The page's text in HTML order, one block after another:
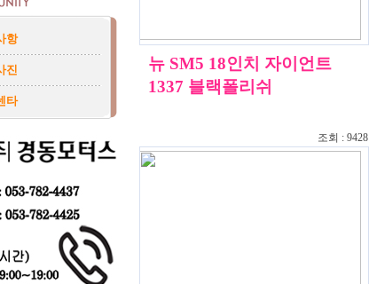
항
진
타
뉴 SM5 18인치 자이언트
1337 블랙폴리쉬
조회 : 9428